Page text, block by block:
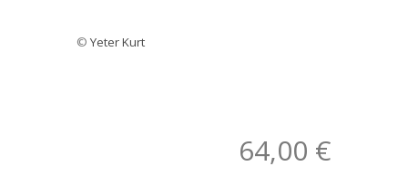
© Yeter Kurt
64,00 €